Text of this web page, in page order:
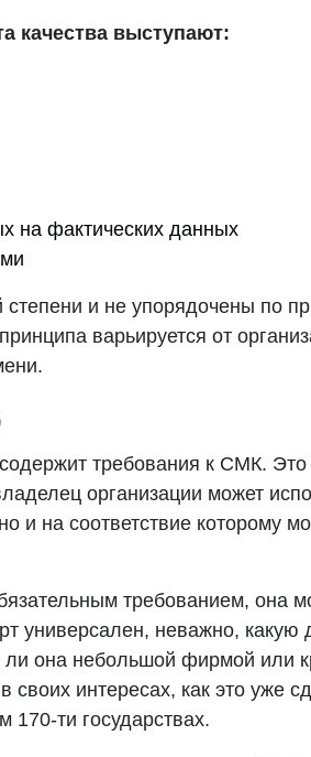
качества выступают:
на фактических данных
и не упорядочены по
варьируется от
требования к СМК. Это
организации может
и на соответствие которому
требованием, она
универсален, неважно, какую
ли она небольшой фирмой или
своих интересах, как это уже
170-ти государствах.